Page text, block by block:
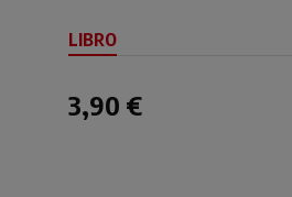
LIBRO
3,90 €